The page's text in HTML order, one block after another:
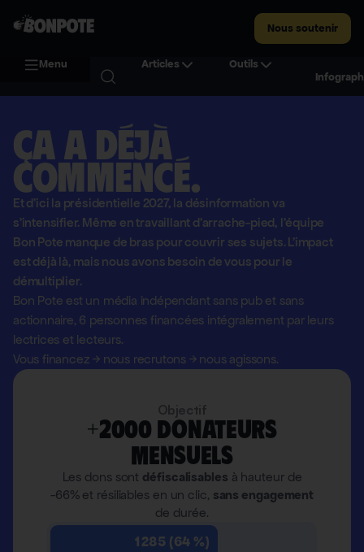
Nous soutenir
Menu Articles
Outils
Ça a déjà
commencé.
Et d'ici la présidentielle 2027, la désinformation va
s'intensifier. Même en travaillant d'arrache-pied, l'équipe
Bon Pote manque de bras pour couvrir ses sujets. L'impact
est déjà là, mais nous avons besoin de vous pour le
démultiplier.
Bon Pote est un média indépendant sans pub et sans
actionnaire, 6 personnes financées intégralement par leurs
lectrices et lecteurs.
Vous financez→ nous recrutons →nous agissons.
+2000 donateurs
mensuels
Les dons sont défiscalisables à hauteur de
-66% et résiliables en un clic, sans engagement
de durée.
1 285 (64 %)